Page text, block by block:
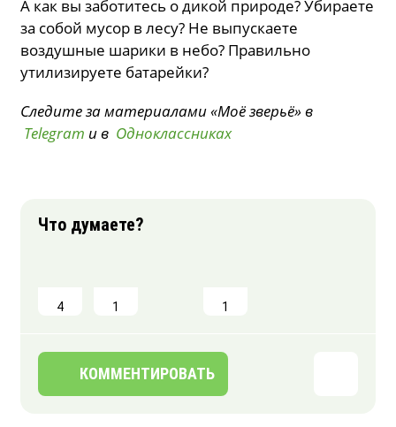
А как вы заботитесь о дикой природе? Убираете
за собой мусор в лесу? Не выпускаете
воздушные шарики в небо? Правильно
утилизируете батарейки?
Следите за материалами «Моё зверьё» в
Telegram и в Одноклассниках
4 1 1
КОММЕНТИРОВАТЬ